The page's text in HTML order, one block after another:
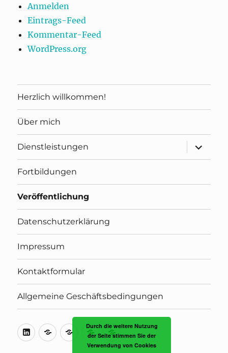
Anmelden
Eintrags-Feed
Kommentar-Feed
WordPress.org
Herzlich willkommen!
Über mich
Dienstleistungen
öffnen
Fortbildungen
Veröffentlichung
Datenschutzerklärung
Impressum
Kontaktformular
Allgemeine Geschäftsbedingungen
LinkedIn
BDÜ
Online-
BDÜ
Online-
BDÜ
Online-
ProZ.com
Durch die weitere Nutzung
der Seite stimmen Sie der
Verwendung von Cookies